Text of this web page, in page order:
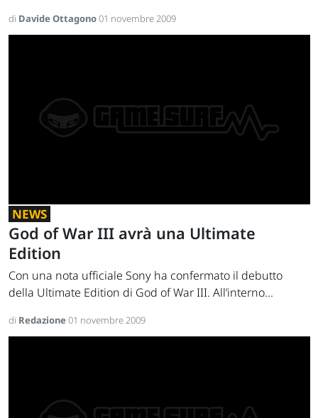
di Davide Ottagono01 novembre 2009
NEWS
God of War III avrà una Ultimate
Edition
Con una nota ufficiale Sony ha confermato il debutto
della Ultimate Edition di God of War III. All’interno...
di Redazione01 novembre 2009